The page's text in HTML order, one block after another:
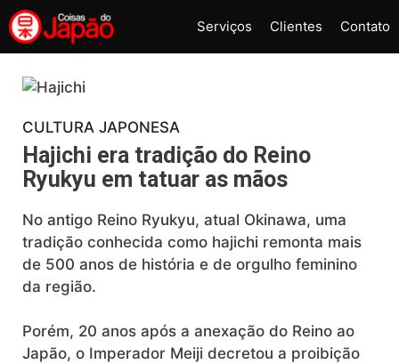
Pular
para
o
conteúdo
Serviços Clientes Contato
CULTURA JAPONESA
Hajichi era tradição do Reino
Ryukyu em tatuar as mãos
No antigo Reino Ryukyu, atual Okinawa, uma
tradição conhecida como hajichi remonta mais
de 500 anos de história e de orgulho feminino
da região.
Porém, 20 anos após a anexação do Reino ao
Japão, o Imperador Meiji decretou a proibição